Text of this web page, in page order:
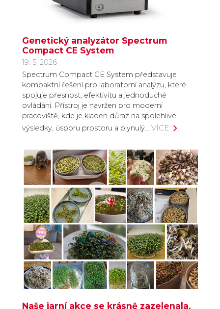
Genetický analyzátor Spectrum
Compact CE System
19. 5. 2026
Spectrum Compact CE System představuje
kompaktní řešení pro laboratorní analýzu, které
spojuje přesnost, efektivitu a jednoduché
ovládání. Přístroj je navržen pro moderní
pracoviště, kde je kladen důraz na spolehlivé
výsledky, úsporu prostoru a plynulý… VÍCE
Naše jarní akce se krásně zazelenala.